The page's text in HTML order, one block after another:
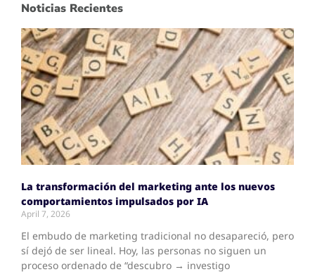
Noticias Recientes
La transformación del marketing ante los nuevos
comportamientos impulsados por IA
April 7, 2026
El embudo de marketing tradicional no desapareció, pero
sí dejó de ser lineal. Hoy, las personas no siguen un
proceso ordenado de “descubro → investigo